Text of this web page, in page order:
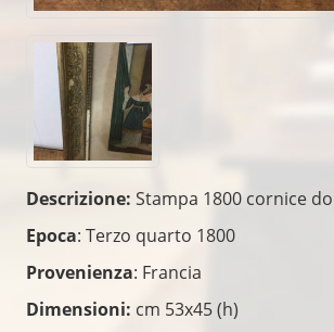
Descrizione: Stampa 1800 cornice
Epoca: Terzo quarto 1800
Provenienza: Francia
Dimensioni: cm 53x45 (h)